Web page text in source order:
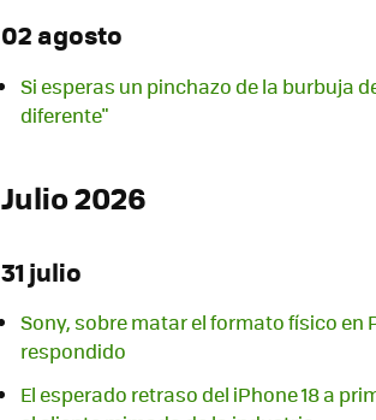
02 agosto
Si esperas un pinchazo de la burbuja
diferente"
Julio 2026
31 julio
Sony, sobre matar el formato físico en
respondido
El esperado retraso del iPhone 18 a